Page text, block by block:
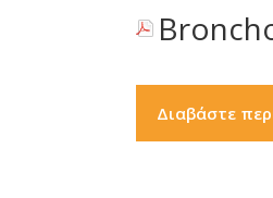
Διαβάστε